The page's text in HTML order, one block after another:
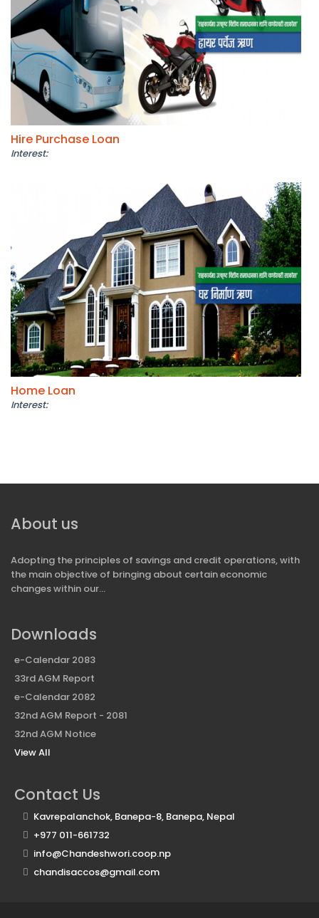
Hire Purchase Loan
Interest:
Home Loan
Interest:
About us
Adopting the principles of savings and credit operations, with
the main objective of bringing about certain economic
changes within our...
Downloads
e-Calendar 2083
33rd AGM Report
e-Calendar 2082
32nd AGM Report - 2081
32nd AGM Notice
View All
Contact Us
Kavrepalanchok, Banepa-8, Banepa, Nepal
+977 011-661732
info@Chandeshwori.coop.np
chandisaccos@gmail.com